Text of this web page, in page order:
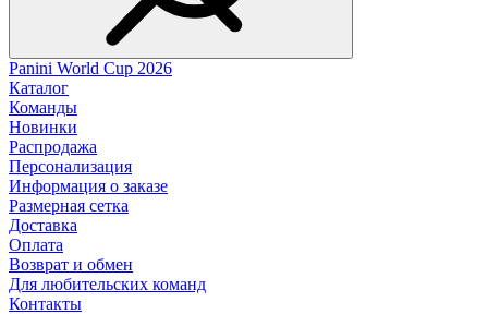
Panini World Cup 2026
Каталог
Команды
Новинки
Распродажа
Персонализация
Информация о заказе
Размерная сетка
Доставка
Оплата
Возврат и обмен
Для любительских команд
Контакты